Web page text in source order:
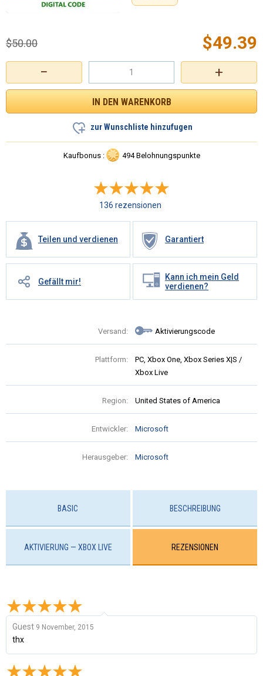
+
−
$49.39
$50.00
zur Wunschliste hinzufugen
Kaufbonus : 494 Belohnungspunkte
136 rezensionen
Teilen und verdienen Garantiert
Gefällt mir!
Kann ich mein Geld
verdienen?
Versand: Aktivierungscode
Plattform:
PC, Xbox One, Xbox Series X|S /
Xbox Live
Region: United States of America
Entwickler: Microsoft
Herausgeber: Microsoft
BASIC BESCHREIBUNG
AKTIVIERUNG — XBOX LIVE REZENSIONEN
Guest 9 November, 2015
thx